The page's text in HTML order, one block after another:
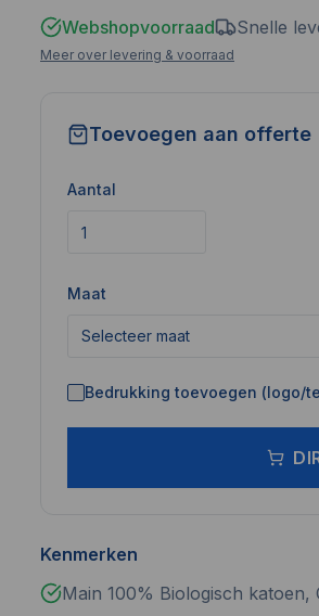
Webshopvoorraad Snelle
Meer over levering & voorraad
Toevoegen aan offerte
Aantal
Maat
Selecteer maat
Bedrukking toevoegen (logo/
Kenmerken
Main 100% Biologisch